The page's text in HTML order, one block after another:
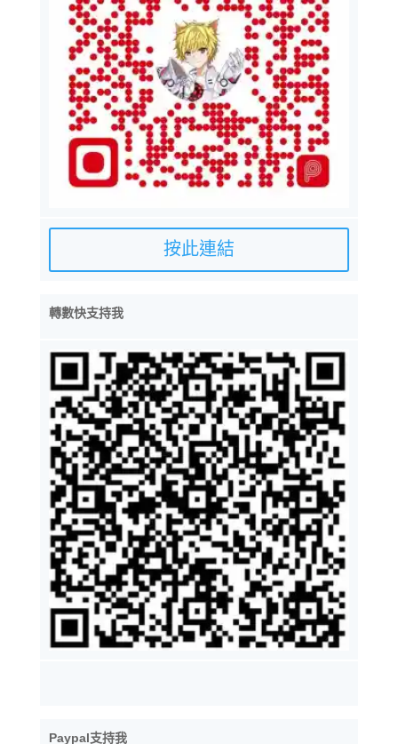
按此連結
轉數快支持我
Paypal支持我